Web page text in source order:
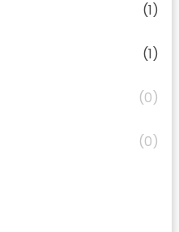
(1)
(1)
(0)
(0)